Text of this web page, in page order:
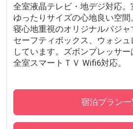
全室液晶テレビ・地デジ対応
ゆったりサイズの心地良い空間
寝心地重視のオリジナルパジ
セーフティボックス、ウォシ
しています。ズボンプレッサー
全室スマートＴＶ Wifi6対応。
宿泊プラン一